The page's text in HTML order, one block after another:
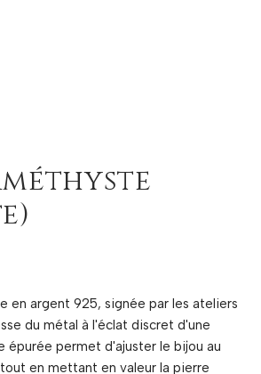
en argent 925, signée par les ateliers
du métal à l'éclat discret d'une
épurée permet d'ajuster le bijou au
en mettant en valeur la pierre